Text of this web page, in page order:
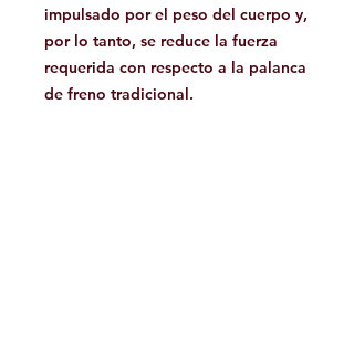
impulsado por el peso del cuerpo y,
por lo tanto, se reduce la fuerza
requerida con respecto a la palanca
de freno tradicional.